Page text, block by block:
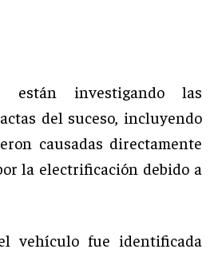
están investigando las
del suceso, incluyendo
causadas directamente
la electrificación debido a
vehículo fue identificada